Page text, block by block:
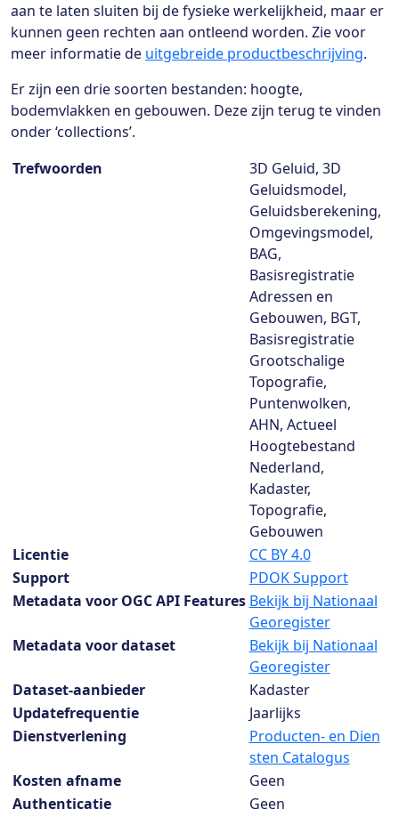
aan te laten sluiten bij de fysieke werkelijkheid, maar er
kunnen geen rechten aan ontleend worden. Zie voor
meer informatie de uitgebreide productbeschrijving.
Er zijn een drie soorten bestanden: hoogte,
bodemvlakken en gebouwen. Deze zijn terug te vinden
onder ‘collections’.
Dataset details
Trefwoorden
3D Geluid, 3D
Geluidsmodel,
Geluidsberekening,
Omgevingsmodel,
BAG,
Basisregistratie
Adressen en
Gebouwen, BGT,
Basisregistratie
Grootschalige
Topografie,
Puntenwolken,
AHN, Actueel
Hoogtebestand
Nederland,
Kadaster,
Topografie,
Gebouwen
Licentie
CC BY 4.0
Support
PDOK Support
Metadata voor OGC API Features Bekijk bij Nationaal
Georegister
Metadata voor dataset
Bekijk bij Nationaal
Georegister
Dataset-aanbieder
Kadaster
Updatefrequentie
Jaarlijks
Dienstverlening
Producten- en Dien
sten Catalogus
Kosten afname
Geen
Authenticatie
Geen